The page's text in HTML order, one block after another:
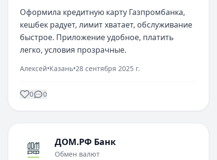
Оформила кредитную карту Газпромбанка,
кешбек радует, лимит хватает, обслуживание
быстрое. Приложение удобное, платить
легко, условия прозрачные.
Алексей•Казань•28 сентября 2025 г.
0 0
ДОМ.РФ Банк
Обмен валют